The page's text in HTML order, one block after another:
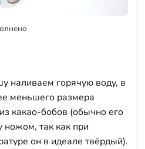
наливаем горячую воду, в
меньшего размера
какао-бобов (обычно его
ножом, так как при
он в идеале твёрдый).